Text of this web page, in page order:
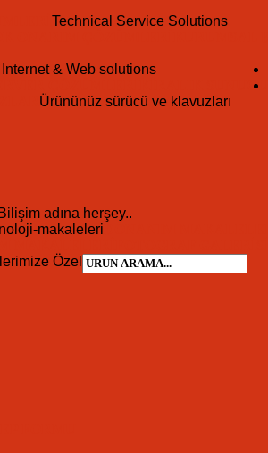
Technical Service Solutions
Internet & Web solutions
KIRALIK SUNUCU
Ürününüz sürücü ve klavuzları
Bilişim adına herşey..
Özel